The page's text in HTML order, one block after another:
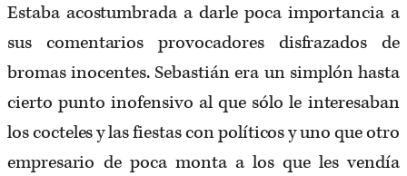
Estaba acostumbrada a darle poca importancia a
sus comentarios provocadores disfrazados de
bromas inocentes. Sebastián era un simplón hasta
cierto punto inofensivo al que sólo le interesaban
los cocteles y las fiestas con políticos y uno que otro
empresario de poca monta a los que les vendía